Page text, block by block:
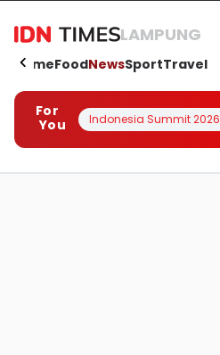
LAMPUNG
HomeFoodNewsSportTravel
For
You
Indonesia Summit 2026